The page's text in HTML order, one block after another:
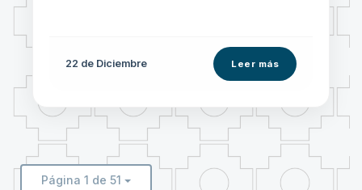
22 de Diciembre Leer más
Página 1 de 51